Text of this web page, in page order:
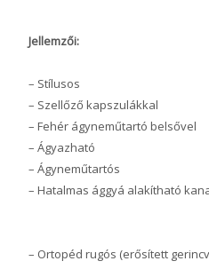
Jellemzői:
– Stílusos
– Szellőző kapszulákkal
– Fehér ágyneműtartó belsővel
– Ágyazható
– Ágyneműtartós
– Hatalmas ággyá alakítható
– Ortopéd rugós (erősített